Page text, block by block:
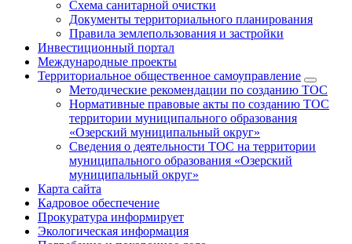
Схема санитарной очистки
Документы территориального планирования
Правила землепользования и застройки
Инвестиционный портал
Международные проекты
Территориальное общественное самоуправление
Методические рекомендации по созданию ТОС
Нормативные правовые акты по созданию ТОС
территории муниципального образования
«Озерский муниципальный округ»
Сведения о деятельности ТОС на территории
муниципального образования «Озерский
муниципальный округ»
Карта сайта
Кадровое обеспечение
Прокуратура информирует
Экологическая информация